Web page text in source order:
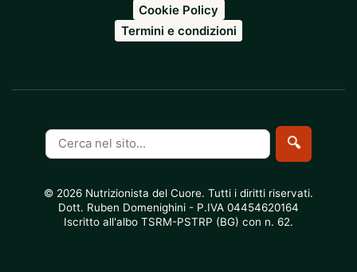
Cookie Policy
Termini e condizioni
Cerca
nel
sito
🔍
© 2026 Nutrizionista del Cuore. Tutti i diritti riservati.
Dott. Ruben Domenighini - P.IVA 04454620164
Iscritto all'albo TSRM-PSTRP (BG) con n. 62.